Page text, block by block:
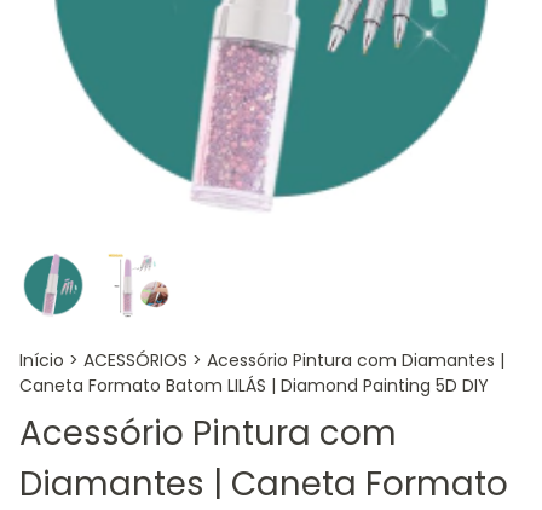
Início > ACESSÓRIOS > Acessório Pintura com Diamantes |
Caneta Formato Batom LILÁS | Diamond Painting 5D DIY
Acessório Pintura com
Diamantes | Caneta Formato